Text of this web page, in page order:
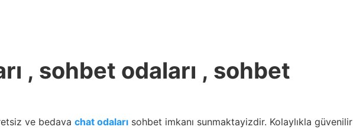
, sohbet odaları , sohbet
ve bedava chat odaları sohbet imkanı sunmaktayizdir. Kolaylıkla güvenilir